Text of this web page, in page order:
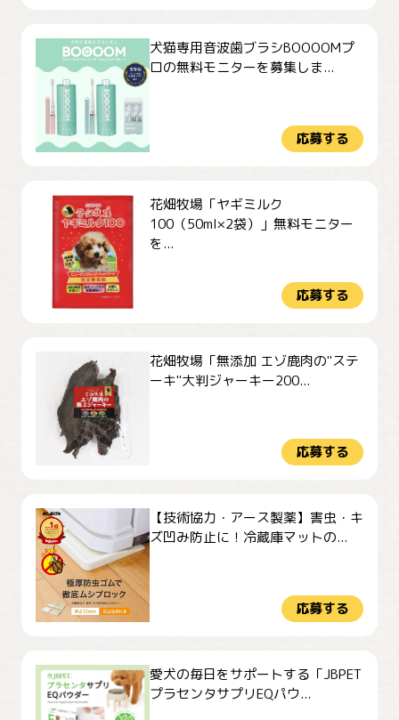
犬猫専用音波歯ブラシBOOOOMプ
ロの無料モニターを募集しま...
応募する
花畑牧場「ヤギミルク
100（50ml×2袋）」無料モニター
を...
応募する
花畑牧場「無添加 エゾ鹿肉の"ステ
ーキ"大判ジャーキー200...
応募する
【技術協力・アース製薬】害虫・キ
ズ凹み防止に！冷蔵庫マットの...
応募する
愛犬の毎日をサポートする「JBPET
プラセンタサプリEQパウ...